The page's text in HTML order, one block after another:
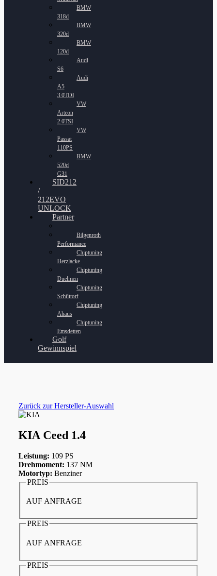
BMW
318d
BMW
320d
BMW
120d
Audi
S6
Audi
A5
3.0TDI
VW
Arteon
2.0TSI
VW
Passat
110PS
BMW
520d
G31
SID212
/
212EVO
UNLOCK
Partner
Bilgenroth
Performance
Chiptuning
Herzlacke
Chiptuning
Duelmen
Chiptuning
Schüttorf
Chiptuning
Ahaus
Chiptuning
Emsdetten
Golf
Gewinnspiel
Zurück zur Hersteller-Auswahl
KIA Ceed 1.4
Leistung: 109 PS
Drehmoment: 137 NM
Motortyp: Benziner
PREIS
AUF ANFRAGE
PREIS
AUF ANFRAGE
PREIS